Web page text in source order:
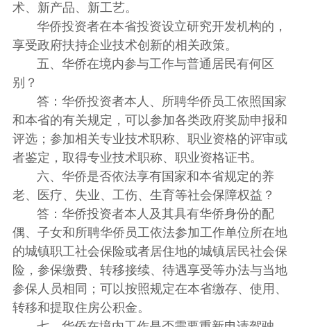
术、新产品、新工艺。
华侨投资者在本省投资设立研究开发机构的，
享受政府扶持企业技术创新的相关政策。
五、华侨在境内参与工作与普通居民有何区
别？
答：华侨投资者本人、所聘华侨员工依照国家
和本省的有关规定，可以参加各类政府奖励申报和
评选；参加相关专业技术职称、职业资格的评审或
者鉴定，取得专业技术职称、职业资格证书。
六、华侨是否依法享有国家和本省规定的养
老、医疗、失业、工伤、生育等社会保障权益？
答：华侨投资者本人及其具有华侨身份的配
偶、子女和所聘华侨员工依法参加工作单位所在地
的城镇职工社会保险或者居住地的城镇居民社会保
险，参保缴费、转移接续、待遇享受等办法与当地
参保人员相同；可以按照规定在本省缴存、使用、
转移和提取住房公积金。